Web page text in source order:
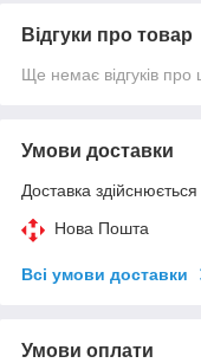
Відгуки про товар
Ще немає відгуків про
Умови доставки
Доставка
Нова Пошта
Всі умови доставки
Умови оплати